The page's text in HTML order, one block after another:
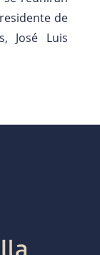
de
José Luis